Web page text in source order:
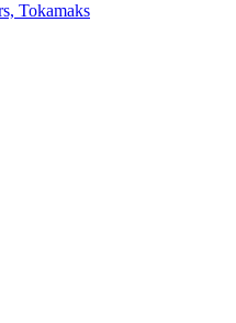
Tokamaks